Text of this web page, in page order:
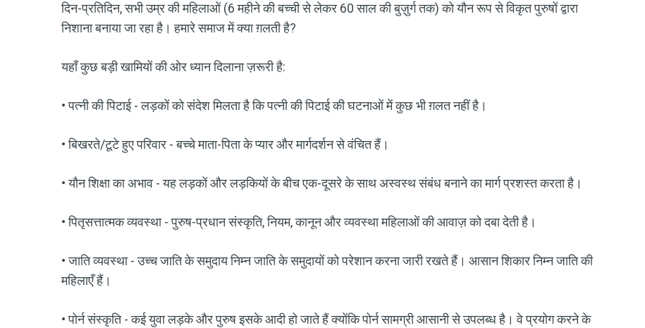
दिन-प्रतिदिन, सभी उम्र की महिलाओं (6 महीने की बच्ची से लेकर 60 साल की बुज़ुर्ग तक) को यौन रूप से विकृत पुरुषों द्वारा
निशाना बनाया जा रहा है। हमारे समाज में क्या ग़लती है?
यहाँ कुछ बड़ी खामियों की ओर ध्यान दिलाना ज़रूरी है:
• पत्नी की पिटाई - लड़कों को संदेश मिलता है कि पत्नी की पिटाई की घटनाओं में कुछ भी ग़लत नहीं है।
• बिखरते/टूटे हुए परिवार - बच्चे माता-पिता के प्यार और मार्गदर्शन से वंचित हैं।
• यौन शिक्षा का अभाव - यह लड़कों और लड़कियों के बीच एक-दूसरे के साथ अस्वस्थ संबंध बनाने का मार्ग प्रशस्त करता है।
• पितृसत्तात्मक व्यवस्था - पुरुष-प्रधान संस्कृति, नियम, कानून और व्यवस्था महिलाओं की आवाज़ को दबा देती है।
• जाति व्यवस्था - उच्च जाति के समुदाय निम्न जाति के समुदायों को परेशान करना जारी रखते हैं। आसान शिकार निम्न जाति की
महिलाएँ हैं।
• पोर्न संस्कृति - कई युवा लड़के और पुरुष इसके आदी हो जाते हैं क्योंकि पोर्न सामग्री आसानी से उपलब्ध है। वे प्रयोग करने के